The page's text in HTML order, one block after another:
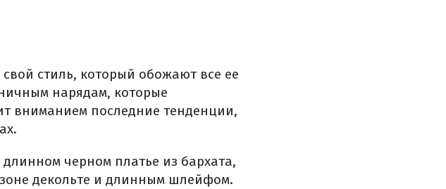
стиль, который обожают все ее
нарядам, которые
вниманием последние тенденции,
черном платье из бархата,
декольте и длинным шлейфом.